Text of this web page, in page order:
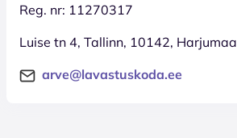
Reg. nr: 11270317
Luise tn 4, Tallinn, 10142, Harjumaa
arve@lavastuskoda.ee